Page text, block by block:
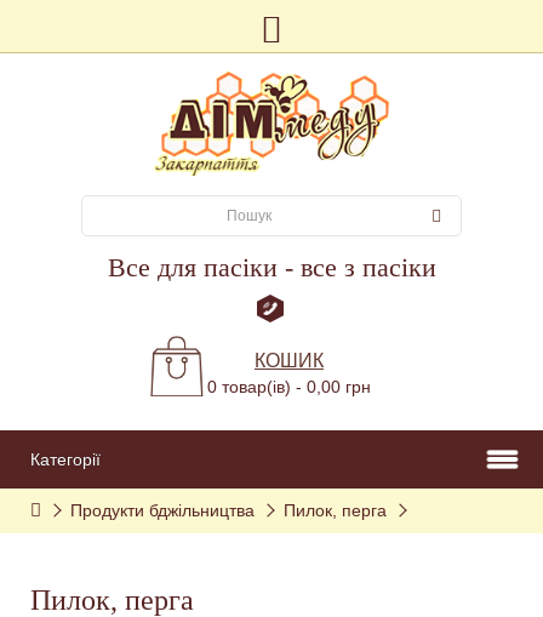
Все для пасіки - все з пасіки
КОШИК
0 товар(ів) - 0,00 грн
Категорії
Продукти бджільництва Пилок, перга
Пилок, перга